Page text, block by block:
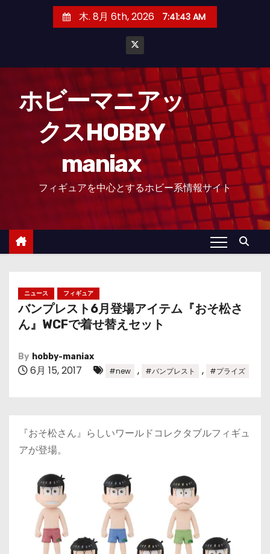
木. 8月 6th, 2026 7:41:44 AM
ホビーマニアッ
クスHOBBY
maniax
フィギュアを中心とするホビー系情報サイト
ニュース フィギュア
バンプレスト6月登場アイテム『おそ松さ
ん』WCFで着せ替えセット
By hobby-maniax
6月 15, 2017 #new , #バンプレスト , #プライズ
『おそ松さん』らしいワールドコレクタブルフィギュ
アが登場。